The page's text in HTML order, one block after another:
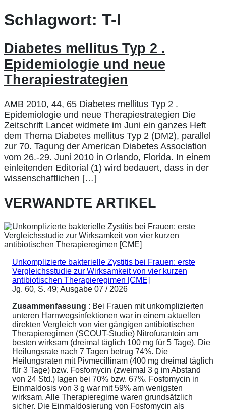
Schlagwort: T-I
Diabetes mellitus Typ 2 .
Epidemiologie und neue
Therapiestrategien
AMB 2010, 44, 65 Diabetes mellitus Typ 2 .
Epidemiologie und neue Therapiestrategien Die
Zeitschrift Lancet widmete im Juni ein ganzes Heft
dem Thema Diabetes mellitus Typ 2 (DM2), parallel
zur 70. Tagung der American Diabetes Association
vom 26.-29. Juni 2010 in Orlando, Florida. In einem
einleitenden Editorial (1) wird bedauert, dass in der
wissenschaftlichen […]
VERWANDTE ARTIKEL
Unkomplizierte bakterielle Zystitis bei Frauen: erste
Vergleichsstudie zur Wirksamkeit von vier kurzen
antibiotischen Therapieregimen [CME]
Jg. 60, S. 49; Ausgabe 07 / 2026
Zusammenfassung : Bei Frauen mit unkomplizierten
unteren Harnwegsinfektionen war in einem aktuellen
direkten Vergleich von vier gängigen antibiotischen
Therapieregimen (SCOUT-Studie) Nitrofurantoin am
besten wirksam (dreimal täglich 100 mg für 5 Tage). Die
Heilungsrate nach 7 Tagen betrug 74%. Die
Heilungsraten mit Pivmecillinam (400 mg dreimal täglich
für 3 Tage) bzw. Fosfomycin (zweimal 3 g im Abstand
von 24 Std.) lagen bei 70% bzw. 67%. Fosfomycin in
Einmaldosis von 3 g war mit 59% am wenigsten
wirksam. Alle Therapieregime waren grundsätzlich
sicher. Die Einmaldosierung von Fosfomycin als